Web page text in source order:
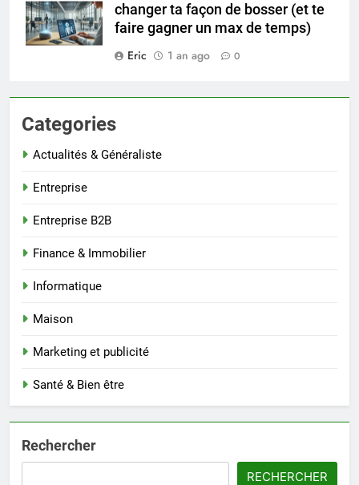
changer ta façon de bosser (et te
faire gagner un max de temps)
Eric
1 an ago 0
Categories
Actualités & Généraliste
Entreprise
Entreprise B2B
Finance & Immobilier
Informatique
Maison
Marketing et publicité
Santé & Bien être
Rechercher
RECHERCHER